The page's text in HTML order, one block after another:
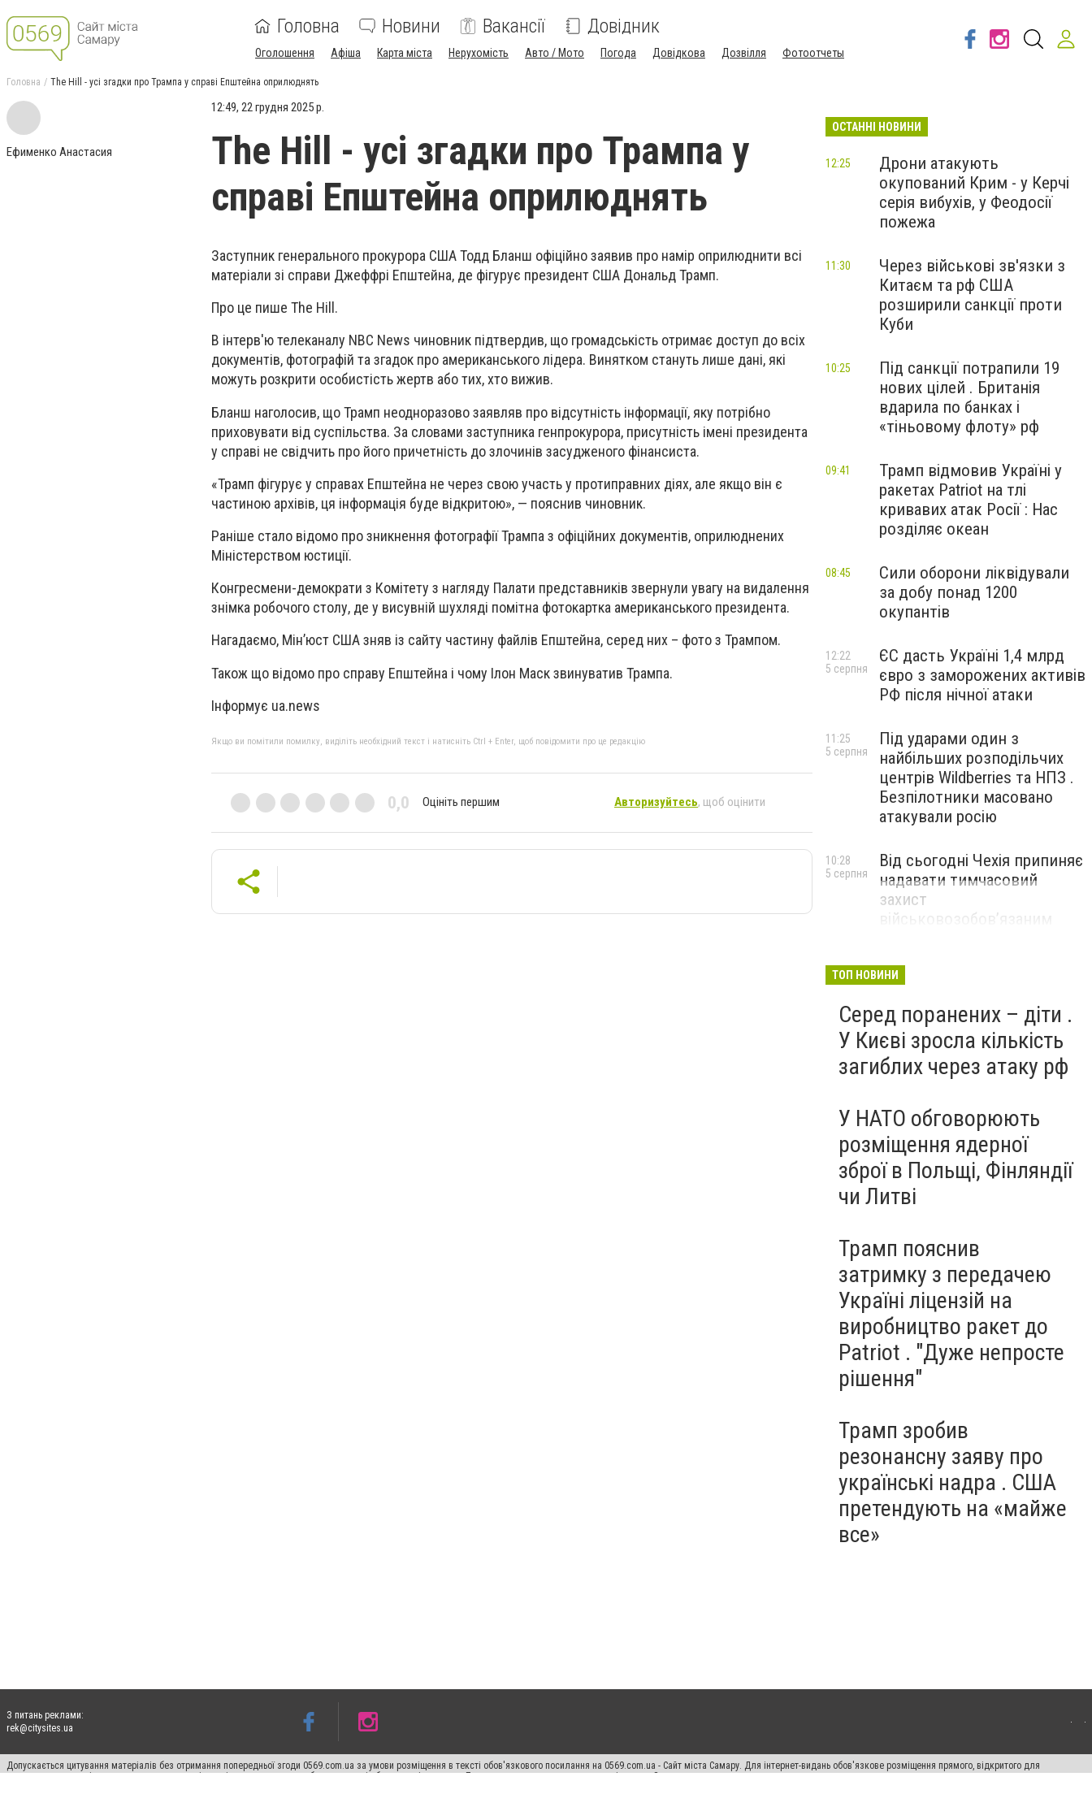
Головна Новини Вакансії Довідник
Оголошення Афіша Карта міста Нерухомість Авто / Мото Погода Довідкова Дозвілля Фотоотчеты
Головна The Hill - усі згадки про Трампа у справі Епштейна оприлюднять
Ефименко Анастасия
12:49, 22 грудня 2025 р.
The Hill - усі згадки про Трампа у
справі Епштейна оприлюднять
Заступник генерального прокурора США Тодд Бланш офіційно заявив про намір оприлюднити всі
матеріали зі справи Джеффрі Епштейна, де фігурує президент США Дональд Трамп.
Про це пише The Hill.
В інтерв'ю телеканалу NBC News чиновник підтвердив, що громадськість отримає доступ до всіх
документів, фотографій та згадок про американського лідера. Винятком стануть лише дані, які
можуть розкрити особистість жертв або тих, хто вижив.
Бланш наголосив, що Трамп неодноразово заявляв про відсутність інформації, яку потрібно
приховувати від суспільства. За словами заступника генпрокурора, присутність імені президента
у справі не свідчить про його причетність до злочинів засудженого фінансиста.
«Трамп фігурує у справах Епштейна не через свою участь у протиправних діях, але якщо він є
частиною архівів, ця інформація буде відкритою», — пояснив чиновник.
Раніше стало відомо про зникнення фотографії Трампа з офіційних документів, оприлюднених
Міністерством юстиції.
Конгресмени-демократи з Комітету з нагляду Палати представників звернули увагу на видалення
знімка робочого столу, де у висувній шухляді помітна фотокартка американського президента.
Нагадаємо, Мінʼюст США зняв із сайту частину файлів Епштейна, серед них – фото з Трампом.
Також що відомо про справу Епштейна і чому Ілон Маск звинуватив Трампа.
Інформує ua.news
Якщо ви помітили помилку, виділіть необхідний текст і натисніть Ctrl + Enter, щоб повідомити про це редакцію
0,0 Оцініть першим Авторизуйтесь, щоб оцінити
ОСТАННІ НОВИНИ
Дрони атакують
окупований Крим - у Керчі
серія вибухів, у Феодосії
пожежа
12:25
Через військові зв'язки з
Китаєм та рф США
розширили санкції проти
Куби
11:30
Під санкції потрапили 19
нових цілей . Британія
вдарила по банках і
«тіньовому флоту» рф
10:25
Трамп відмовив Україні у
ракетах Patriot на тлі
кривавих атак Росії : Нас
розділяє океан
09:41
Сили оборони ліквідували
за добу понад 1200
окупантів
08:45
ЄС дасть Україні 1,4 млрд
євро з заморожених активів
РФ після нічної атаки
12:22
5 серпня
Під ударами один з
найбільших розподільчих
центрів Wildberries та НПЗ .
Безпілотники масовано
атакували росію
11:25
5 серпня
Від сьогодні Чехія припиняє
надавати тимчасовий
захист
військовозобов’язаним
10:28
5 серпня
ТОП НОВИНИ
Серед поранених – діти .
У Києві зросла кількість
загиблих через атаку рф
У НАТО обговорюють
розміщення ядерної
зброї в Польщі, Фінляндії
чи Литві
Трамп пояснив
затримку з передачею
Україні ліцензій на
виробництво ракет до
Patriot . "Дуже непросте
рішення"
Трамп зробив
резонансну заяву про
українські надра . США
претендують на «майже
все»
З питань реклами:
rek@citysites.ua
Допускається цитування матеріалів без отримання попередньої згоди 0569.com.ua за умови розміщення в тексті обов'язкового посилання на 0569.com.ua - Сайт міста Самару. Для інтернет-видань обов'язкове розміщення прямого, відкритого для
пошукових систем гіперпосилання на цитовані статті не нижче другого абзацу в тексті або в якості джерела. Порушення виняткових прав переслідується Законом.